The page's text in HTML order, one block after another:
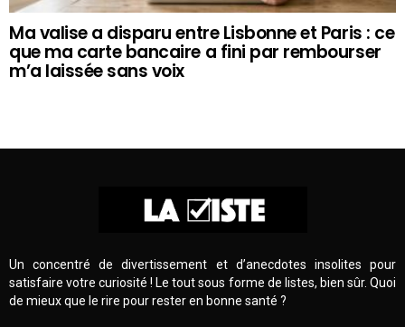
Ma valise a disparu entre Lisbonne et Paris : ce
que ma carte bancaire a fini par rembourser
m’a laissée sans voix
Un concentré de divertissement et d’anecdotes insolites pour
satisfaire votre curiosité ! Le tout sous forme de listes, bien sûr. Quoi
de mieux que le rire pour rester en bonne santé ?